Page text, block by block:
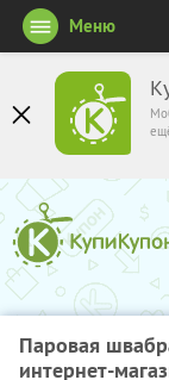
Меню
Паровая
интернет-